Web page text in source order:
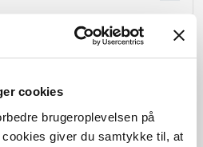
cookies
brugeroplevelsen på
giver du samtykke til, at